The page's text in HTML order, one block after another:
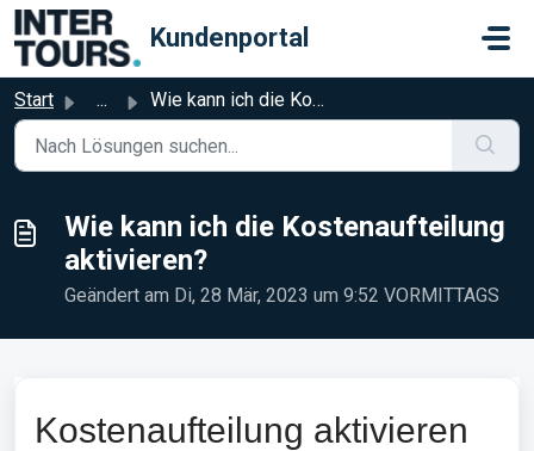
Zum hauptsächlichen Inhalt gehen
Kundenportal
Start ... Wie kann ich die Kostenaufteilung aktivieren?
Wie kann ich die Kostenaufteilung
aktivieren?
Geändert am Di, 28 Mär, 2023 um 9:52 VORMITTAGS
Kostenaufteilung aktivieren